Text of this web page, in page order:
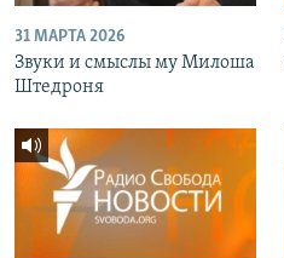
31 МАРТА 2026
Звуки и смыслы му Милоша
Штедроня